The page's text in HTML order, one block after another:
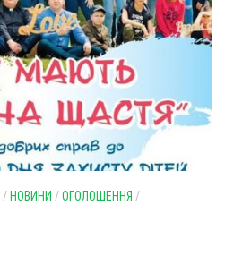
/ НОВИНИ /ОГОЛОШЕННЯ /